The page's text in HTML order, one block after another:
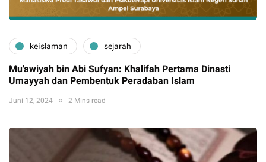
keislaman sejarah
Mu'awiyah bin Abi Sufyan: Khalifah Pertama Dinasti
Umayyah dan Pembentuk Peradaban Islam
Juni 12, 2024 2 Mins read